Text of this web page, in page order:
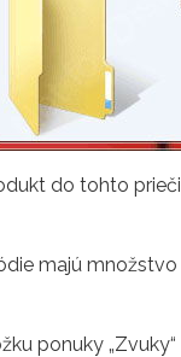
do tohto
majú
ponuky